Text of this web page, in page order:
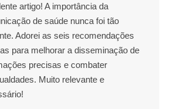
artigo! A importância da
de saúde nunca foi tão
Adorei as seis recomendações
para melhorar a disseminação de
precisas e combater
Muito relevante e